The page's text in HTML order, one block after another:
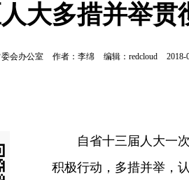
大多措并举贯
会办公室 作者：李绵 编辑：redcloud 2018-
自省十三届人大一次
积极行动，多措并举，